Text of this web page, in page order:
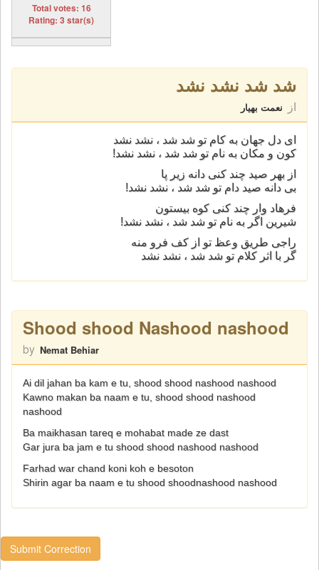
Total votes: 16
Rating: 3 star(s)
شد شد نشد نشد
از نعمت بهیار
ای دل جهان به کام تو شد شد ، نشد نشد
کون و مکان به نام تو شد شد ، نشد نشد!
از بهر صید چند کنی دانه زیر پا
بی دانه صید دام تو شد شد ، نشد نشد!
فرهاد وار چند کنی کوه بیستون
شیرین اگر به نام تو شد شد ، نشد نشد!
راجی طریق وعظ تو از کف فرو منه
گر با اثر کلام تو شد شد ، نشد نشد
Shood shood Nashood nashood
by Nemat Behiar
Ai dil jahan ba kam e tu, shood shood nashood nashood
Kawno makan ba naam e tu, shood shood nashood
nashood
Ba maikhasan tareq e mohabat made ze dast
Gar jura ba jam e tu shood shood nashood nashood
Farhad war chand koni koh e besoton
Shirin agar ba naam e tu shood shoodnashood nashood
Submit Correction